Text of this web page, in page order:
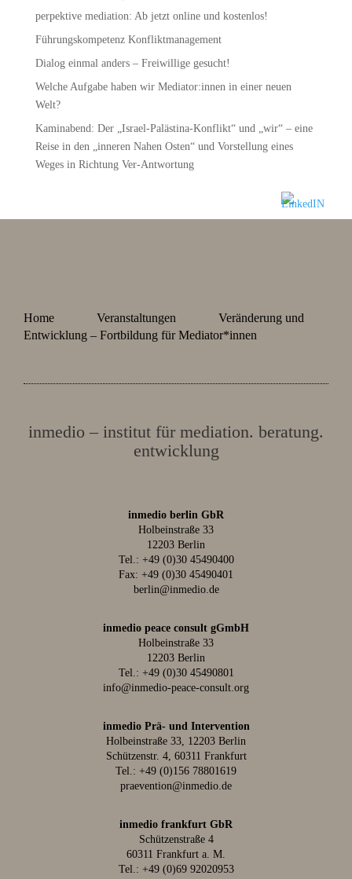
perpektive mediation: Ab jetzt online und kostenlos!
Führungskompetenz Konfliktmanagement
Dialog einmal anders – Freiwillige gesucht!
Welche Aufgabe haben wir Mediator:innen in einer neuen
Welt?
Kaminabend: Der „Israel-Palästina-Konflikt“ und „wir“ – eine
Reise in den „inneren Nahen Osten“ und Vorstellung eines
Weges in Richtung Ver-Antwortung
Home Veranstaltungen
Veränderung und
Entwicklung – Fortbildung für Mediator*innen
inmedio – institut für mediation. beratung.
entwicklung
inmedio berlin GbR
Holbeinstraße 33
12203 Berlin
Tel.: +49 (0)30 45490400
Fax: +49 (0)30 45490401
berlin@inmedio.de
inmedio peace consult gGmbH
Holbeinstraße 33
12203 Berlin
Tel.: +49 (0)30 45490801
info@inmedio-peace-consult.org
inmedio Prä- und Intervention
Holbeinstraße 33, 12203 Berlin
Schützenstr. 4, 60311 Frankfurt
Tel.: +49 (0)156 78801619
praevention@inmedio.de
inmedio frankfurt GbR
Schützenstraße 4
60311 Frankfurt a. M.
Tel.: +49 (0)69 92020953